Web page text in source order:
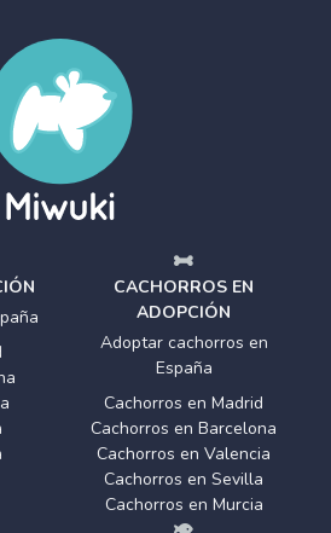
CACHORROS EN
ADOPCIÓN
Adoptar cachorros en
España
Cachorros en Madrid
Cachorros en Barcelona
Cachorros en Valencia
Cachorros en Sevilla
Cachorros en Murcia